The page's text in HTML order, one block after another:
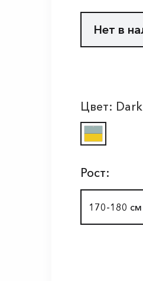
Нет в
Цвет:
Рост:
170-180 см